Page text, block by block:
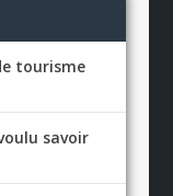
tourisme
savoir